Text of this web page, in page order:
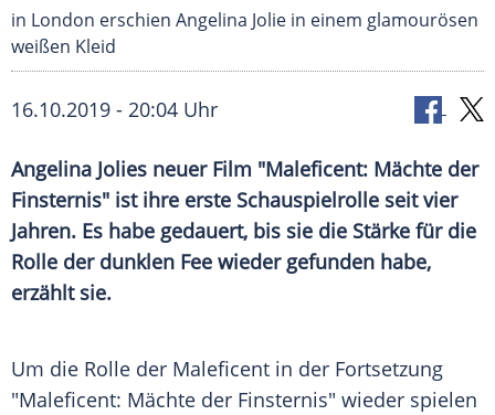
in London erschien Angelina Jolie in einem glamourösen
weißen Kleid
16.10.2019 - 20:04 Uhr
Angelina Jolies neuer Film "Maleficent: Mächte der
Finsternis" ist ihre erste Schauspielrolle seit vier
Jahren. Es habe gedauert, bis sie die Stärke für die
Rolle der dunklen Fee wieder gefunden habe,
erzählt sie.
Um die Rolle der Maleficent in der Fortsetzung
"Maleficent: Mächte der Finsternis" wieder spielen